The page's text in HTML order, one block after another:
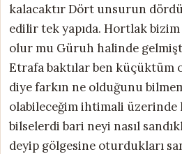
kalacaktır Dört unsurun
edilir tek yapıda. Hortlak
olur mu Güruh halinde
Etrafa baktılar ben küçüktüm
diye farkın ne olduğunu
olabileceğim ihtimali üzerinde
bilselerdi bari neyi nasıl
deyip gölgesine oturdukları